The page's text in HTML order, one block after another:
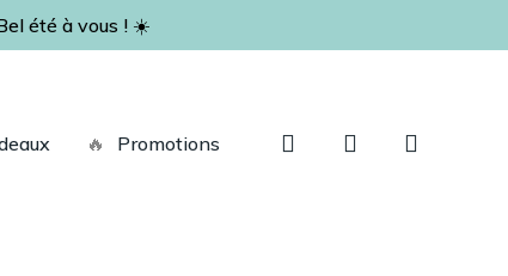
été à vous ! ☀️
🔥 Promotions rechercheaccount
Fermer